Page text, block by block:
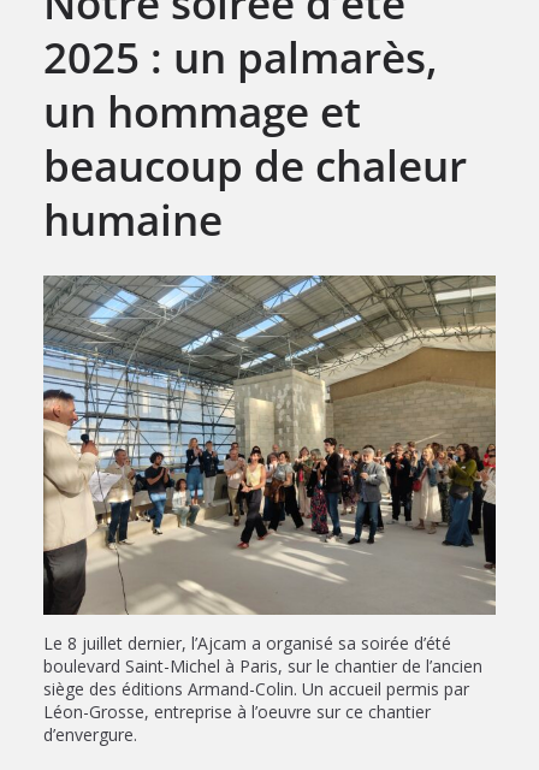
2025 : un palmarès,
un hommage et
beaucoup de chaleur
humaine
Le 8 juillet dernier, l’Ajcam a organisé sa soirée d’été
boulevard Saint-Michel à Paris, sur le chantier de l’ancien
siège des éditions Armand-Colin. Un accueil permis par
Léon-Grosse, entreprise à l’oeuvre sur ce chantier
d’envergure.